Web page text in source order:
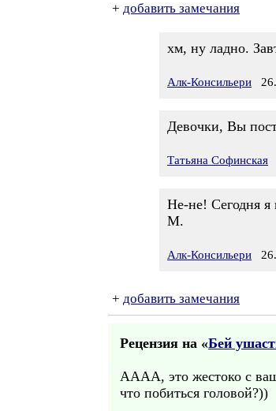
+ добавить замечания
хм, ну ладно.
Алк-Консильери
Девочки, Вы
Татьяна Софинская
Не-не! Сегодня я
М.
Алк-Консильери
+ добавить замечания
Рецензия на «Бей
АААА, это жестоко с
что побиться головой?))